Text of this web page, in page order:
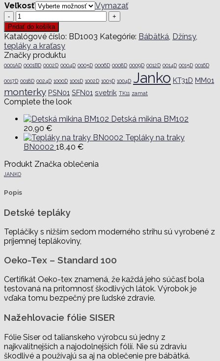
Veľkosť
Vymazať
množstvo
Tepláky
s
nízkym
sedom
BD1003
Pridať do košíka
Katalógové číslo: BD1003 Kategórie: Bábätká Džínsy,
tepláky a kraťasy
Značky produktu
0001AD 0001BD 0002D 0004D 0005D 0006D 0008D 0009D 0012D 0014D 0015D 0016D
0017D 0018D 0024D 1000D 1001D 1002D 1003D 1004D Janko KT31D MM01
monterky PSN01 SFN01 svetrík TK11 zamat
Complete the look
Detská mikina BM102
20,90 €
Tepláky na traky
BN0002 18,40 €
Produkt Značka oblečenia
JANKO
Popis
Detské tepláky
Tepláčiky s nižším sedom moderného strihu sú vyrobené z
príjemnej teplákoviny,
Oeko-Tex – Standard 100
Certifikát Oeko-tex znamená, že každá jeho súčasť bola
testovaná na prítomnosť škodlivých látok. Výrobok je
vďaka tomu bezpečný pre ľudské zdravie.
Nažehlovacie fólie SISER
Fólie Siser od talianskeho výrobcu sú jedny z
najkvalitnejších a najodolnejších fólií. Nie sú zdraviu
škodlivé a používajú sa aj na oblečenie pre bábätká.